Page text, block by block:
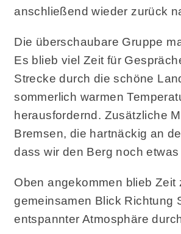
anschließend wieder zurück
Die überschaubare Gruppe
Es blieb viel Zeit für
Strecke durch die schöne
sommerlich warmen
herausfordernd. Zusätzliche
Bremsen, die hartnäckig an
dass wir den Berg noch
Oben angekommen blieb
gemeinsamen Blick Richtung
entspannter Atmosphäre